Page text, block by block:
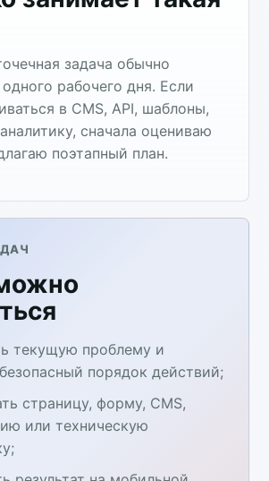
задача обычно
рабочего дня. Если
в CMS, API, шаблоны,
сначала оцениваю
поэтапный план.
текущую проблему и
порядок действий;
страницу, форму, CMS,
или техническую